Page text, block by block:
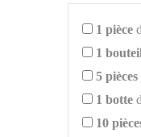
1 pièce
1
5 pièces
1 botte
10